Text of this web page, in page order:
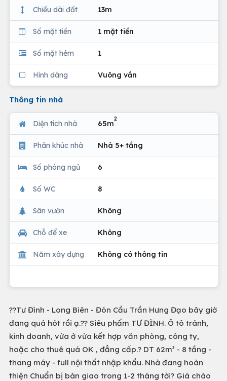
Chiều dài đất 13m
Số mặt tiền 1 mặt tiền
Số mặt hẻm 1
Hình dáng Vuông vắn
Thông tin nhà
Diện tích nhà 65m
2
Phân khúc nhà Nhà 5+ tầng
Số phòng ngủ 6
Số WC 8
Sân vườn Không
Chỗ để xe Không
Năm xây dựng Không có thông tin
??Tư Đình - Long Biên - Đón Cầu Trần Hưng Đạo bây giờ
đang quá hót rồi ạ.?? Siêu phẩm TƯ ĐÌNH. Ô tô tránh,
kinh doanh, vừa ở vừa kết hợp văn phòng, công ty,
hoặc cho thuê quá OK , đẳng cấp.? DT 62m² - 8 tầng -
thang máy - full nội thất nhập khẩu. Nhà đang hoàn
thiện Chuẩn bị bàn giao trong 1-2 tháng tới? Giá chào